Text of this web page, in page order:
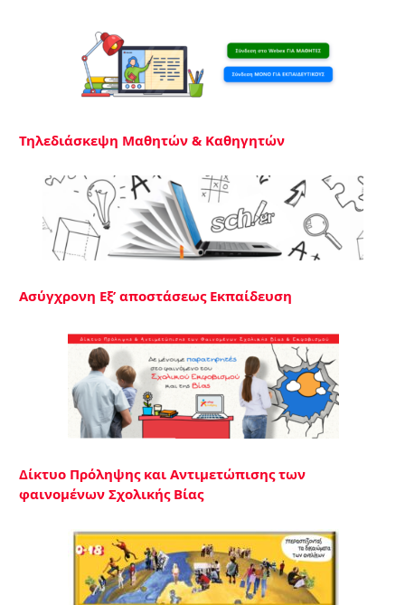
Τηλεδιάσκεψη Μαθητών & Καθηγητών
Ασύγχρονη Εξ’ αποστάσεως Εκπαίδευση
Δίκτυο Πρόληψης και Αντιμετώπισης των
φαινομένων Σχολικής Βίας